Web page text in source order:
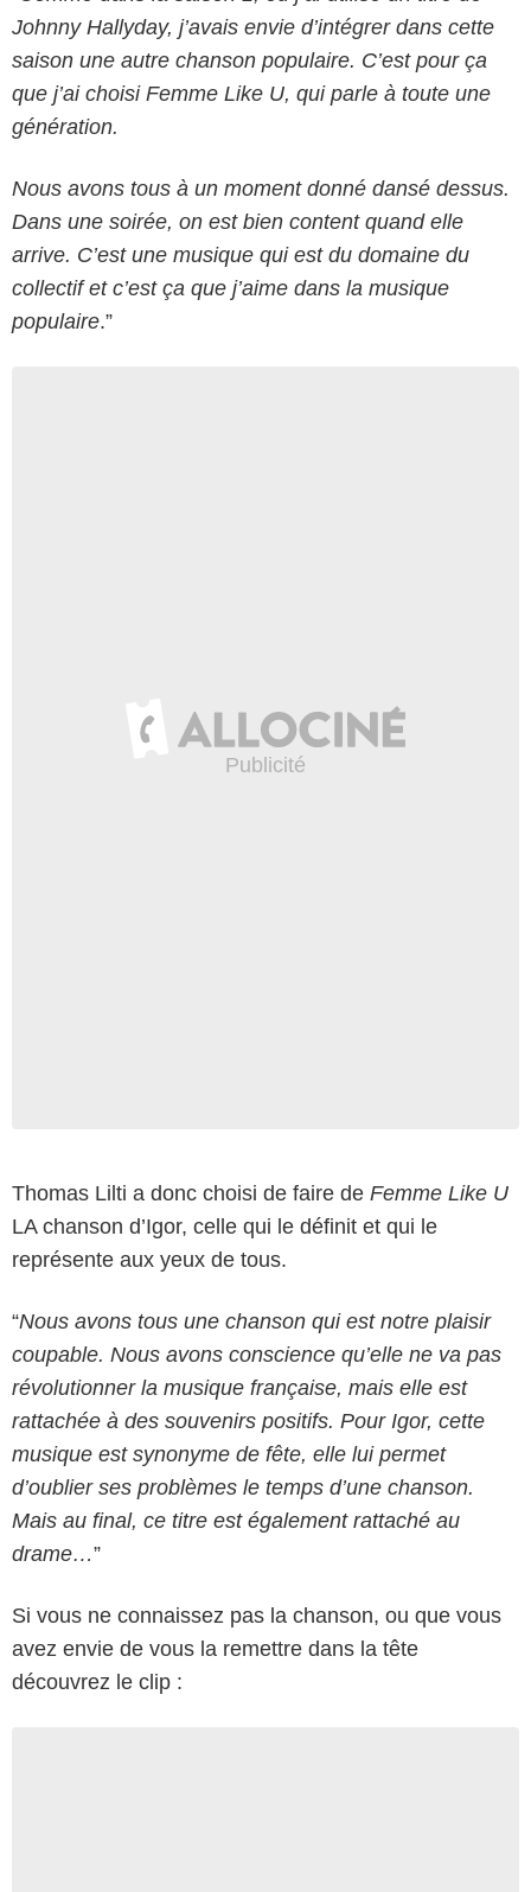
Johnny Hallyday, j’avais envie d’intégrer dans cette
saison une autre chanson populaire. C’est pour ça
que j’ai choisi Femme Like U, qui parle à toute une
génération.
Nous avons tous à un moment donné dansé dessus.
Dans une soirée, on est bien content quand elle
arrive. C’est une musique qui est du domaine du
collectif et c’est ça que j’aime dans la musique
populaire.”
Thomas Lilti a donc choisi de faire de Femme Like U
LA chanson d’Igor, celle qui le définit et qui le
représente aux yeux de tous.
“Nous avons tous une chanson qui est notre plaisir
coupable. Nous avons conscience qu’elle ne va pas
révolutionner la musique française, mais elle est
rattachée à des souvenirs positifs. Pour Igor, cette
musique est synonyme de fête, elle lui permet
d’oublier ses problèmes le temps d’une chanson.
Mais au final, ce titre est également rattaché au
drame…”
Si vous ne connaissez pas la chanson, ou que vous
avez envie de vous la remettre dans la tête
découvrez le clip :